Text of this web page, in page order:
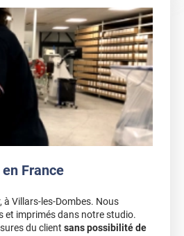
France
à Villars-les-Dombes. Nous
et imprimés dans notre studio.
du client sans possibilité de